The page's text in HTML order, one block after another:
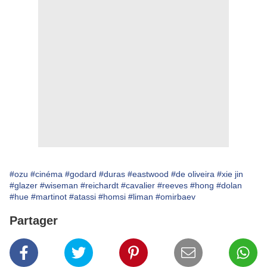
#ozu #cinéma #godard #duras #eastwood #de oliveira #xie jin
#glazer #wiseman #reichardt #cavalier #reeves #hong #dolan
#hue #martinot #atassi #homsi #liman #omirbaev
Partager